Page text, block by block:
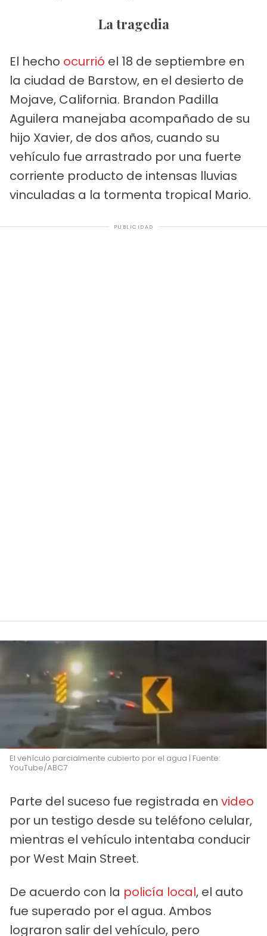
La tragedia
El hecho ocurrió el 18 de septiembre en
la ciudad de Barstow, en el desierto de
Mojave, California. Brandon Padilla
Aguilera manejaba acompañado de su
hijo Xavier, de dos años, cuando su
vehículo fue arrastrado por una fuerte
corriente producto de intensas lluvias
vinculadas a la tormenta tropical Mario.
PUBLICIDAD
El vehículo parcialmente cubierto por el agua | Fuente:
YouTube/ABC7
Parte del suceso fue registrada en video
por un testigo desde su teléfono celular,
mientras el vehículo intentaba conducir
por West Main Street.
De acuerdo con la policía local, el auto
fue superado por el agua. Ambos
lograron salir del vehículo, pero